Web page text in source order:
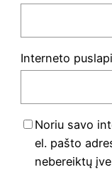
Interneto
Noriu savo
el. pašto
nebereiktų